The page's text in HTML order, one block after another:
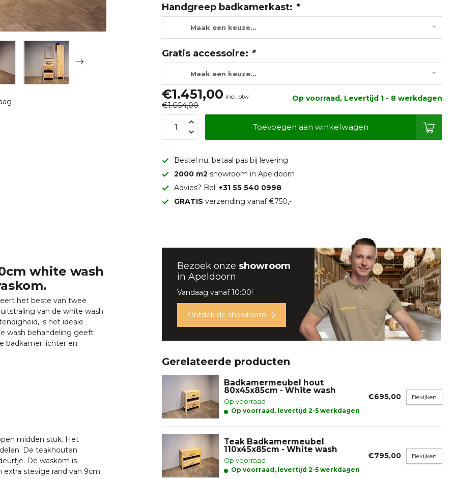
Handgreep badkamerkast: *
Maak een keuze...
Gratis accessoire: *
Maak een keuze...
€1.451,00 Incl. btw
€1.664,00
Op voorraad, Levertijd 1 - 8 werkdagen
Toevoegen aan winkelwagen
Bestel nu, betaal pas bij levering
2000 m2showroom in Apeldoorn
Advies? Bel:+31 55 540 0998
GRATIS verzending vanaf €750,-
white wash
het beste van twee
van de white wash
is het ideale
wash behandeling geeft
badkamer lichter en
midden stuk. Het
De teakhouten
De waskom is
stevige rand van 9cm
Bezoek onze showroom
in Apeldoorn
Vandaag vanaf 10:00!
Ontdek de showroom
Gerelateerde producten
Badkamermeubel hout
80x45x85cm - White wash
Op voorraad
Op voorraad, levertijd 2-5 werkdagen
€695,00 Bekijken
Teak Badkamermeubel
110x45x85cm - White wash
Op voorraad
Op voorraad, levertijd 2-5 werkdagen
€795,00 Bekijken